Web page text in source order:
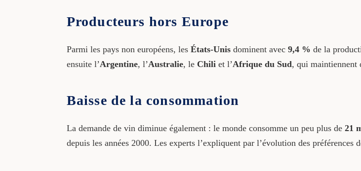
Producteurs hors Europe
Parmi les pays non européens, les États-Unisdominent avec 9,4 % de la
ensuite l’Argentine, l’Australie, le Chiliet l’Afrique du Sud, qui maintiennent
Baisse de la consommation
La demande de vin diminue également : le monde consomme un peu plus de 21
depuis les années 2000. Les experts l’expliquent par l’évolution des préférences